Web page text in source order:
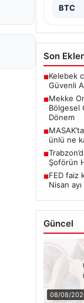
BTC
Son
■Kelebek
Güvenli
■Mekke
Bölgesel
Dönem
■
ünlü ne
■
Şoförün
■FED faiz
Nisan
Güncel
08/08/